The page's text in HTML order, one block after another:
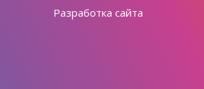
Разработка сайта